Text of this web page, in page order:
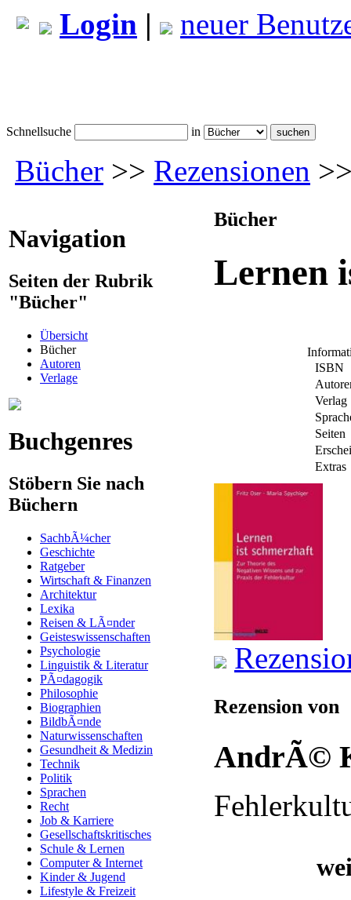
Login | neuer
Schnellsuche in
Bücher >> Rezensionen
Navigation
Seiten der Rubrik
"Bücher"
Übersicht
Bücher
Autoren
Verlage
Buchgenres
Stöbern Sie nach
Büchern
SachbÃ¼cher
Geschichte
Ratgeber
Wirtschaft & Finanzen
Architektur
Lexika
Reisen & LÃ¤nder
Geisteswissenschaften
Psychologie
Linguistik & Literatur
PÃ¤dagogik
Philosophie
Biographien
BildbÃ¤nde
Naturwissenschaften
Gesundheit & Medizin
Technik
Politik
Sprachen
Recht
Job & Karriere
Gesellschaftskritisches
Schule & Lernen
Computer & Internet
Kinder & Jugend
Lifestyle & Freizeit
Bücher
Lernen
ISBN
Verlag
Seiten
Extras
Rezension von
AndrÃ©